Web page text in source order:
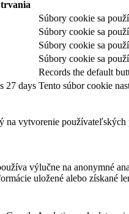
Súbory cookie sa
Súbory cookie sa
Súbory cookie sa
Súbory cookie sa
Records the default
27 days Tento súbor cookie
na vytvorenie
výlučne na anonymné
uložené alebo získané